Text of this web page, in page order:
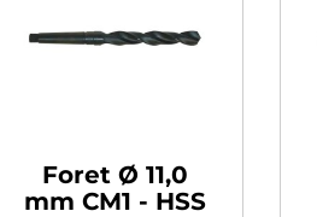
Foret Ø 11,0
mm CM1 - HSS